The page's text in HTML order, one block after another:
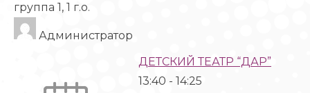
группа 1, 1 г.о.
Администратор
ДЕТСКИЙ ТЕАТР “ДАР”
13:40 - 14:25